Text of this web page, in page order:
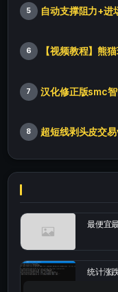
5 自动支撑阻力+进
6 【视频教程】熊
7 汉化修正版smc
8 超短线剥头皮交
最便宜
统计涨